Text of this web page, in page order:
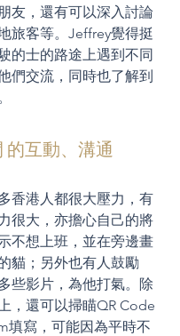
友，還有可以深入討論
旅客等。Jeffrey覺得挺
的士的路途上遇到不同
們交流，同時也了解到
的互動、溝通
香港人都很大壓力，有
很大，亦擔心自己的將
不想上班，並在旁邊畫
貓；另外也有人鼓勵
些影片，為他打氣。除
，還可以掃瞄QR Code
填寫，可能因為平時不